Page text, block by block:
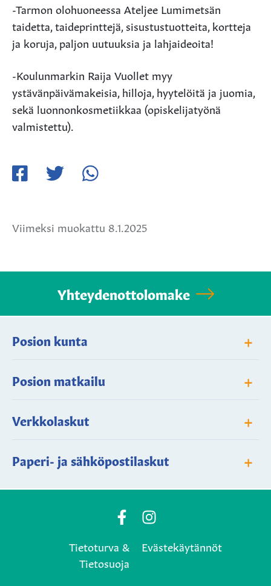
-Tarmon olohuoneessa Ateljee Lumimetsän
taidetta, taideprinttejä, sisustustuotteita, kortteja
ja koruja, paljon uutuuksia ja lahjaideoita!
-Koulunmarkin Raija Vuollet myy
ystävänpäivämakeisia, hilloja, hyytelöitä ja juomia,
sekä luonnonkosmetiikkaa (opiskelijatyönä
valmistettu).
Viimeksi muokattu 8.1.2025
Yhteydenottolomake
Posion kunta +
Posion matkailu +
Verkkolaskut +
Paperi- ja sähköpostilaskut +
Posio
Facebook
page
Posio
Instagram
Tietoturva &
Tietosuoja
Evästekäytännöt